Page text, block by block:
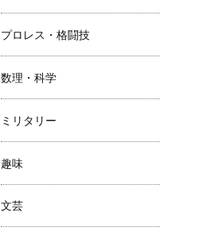
プロレス・格闘技
数理・科学
ミリタリー
趣味
文芸